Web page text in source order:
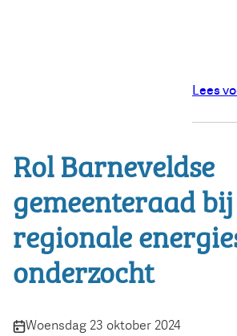
Lees
Rol Barneveldse
gemeenteraad bij
regionale
onderzocht
Publicatiedatum:
Woensdag 23 oktober 2024